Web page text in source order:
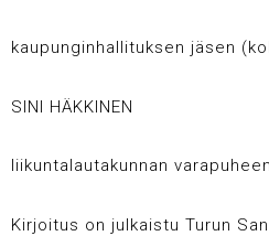
kaupunginhallituksen jäsen
SINI HÄKKINEN
liikuntalautakunnan
Kirjoitus on julkaistu Turun